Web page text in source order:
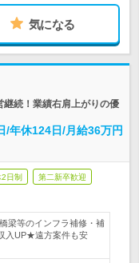
気になる
続！業績右肩上がりの優
年休124日/月給36万円
日制 第二新卒歓迎
梁等のインフラ補修・補
入UP★遠方案件も安